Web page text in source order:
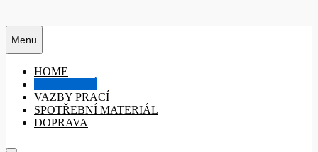
Menu
HOME
VAZBY PRACÍ
SPOTŘEBNÍ MATERIÁL
DOPRAVA